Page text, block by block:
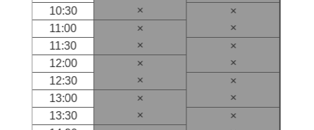
10:30
×
×
11:00
×
×
11:30
×
×
12:00
×
×
12:30
×
×
13:00
×
×
13:30
×
×